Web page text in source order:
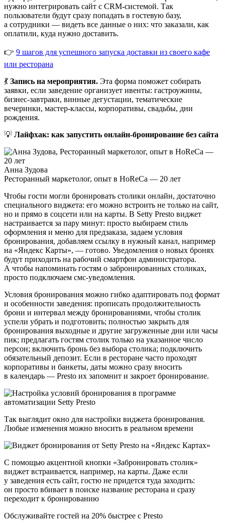
нужно интегрировать сайт с CRM‑системой. Так
пользователи будут сразу попадать в гостевую базу,
а сотрудники — видеть все данные о них: что заказали, как
оплатили, куда нужно доставить.
👉 9 шагов для успешного запуска доставки из своего кафе
или ресторана
💃 Запись на мероприятия. Эта форма поможет собирать
заявки, если заведение организует ивенты: гастроужины,
бизнес‑завтраки, винные дегустации, тематические
вечеринки, мастер‑классы, корпоративы, свадьбы, дни
рождения.
💡 Лайфхак: как запустить онлайн‑бронирование без сайта
Анна Зудова
Ресторанный маркетолог, опыт в HoReCa — 20 лет
Чтобы гости могли бронировать столики онлайн, достаточно
специального виджета: его можно встроить не только на сайт,
но и прямо в соцсети или на карты. В Setty Presto виджет
настраивается за пару минут: просто выбираем стиль
оформления и меню для предзаказа, задаем условия
бронирования, добавляем ссылку в нужный канал, например
на «Яндекс Карты», — готово. Уведомления о новых бронях
будут приходить на рабочий смартфон администратора.
А чтобы напоминать гостям о забронированных столиках,
просто подключаем смс‑уведомления.
Условия бронирования можно гибко адаптировать под формат
и особенности заведения: прописать продолжительность
брони и интервал между бронированиями, чтобы столик
успели убрать и подготовить; полностью закрыть для
бронирования выходные и другие загруженные дни или часы
пик; предлагать гостям столик только на указанное число
персон; включить бронь без выбора столика; подключить
обязательный депозит. Если в ресторане часто проходят
корпоративы и банкеты, даты можно сразу вносить
в календарь — Presto их запомнит и закроет бронирование.
Так выглядит окно для настройки виджета бронирования.
Любые изменения можно вносить в реальном времени
С помощью акцентной кнопки «Забронировать столик»
виджет встраивается, например, на карты. Даже если
у заведения есть сайт, гостю не придется туда заходить:
он просто вбивает в поиске название ресторана и сразу
переходит к бронированию
Обслуживайте гостей на 20% быстрее с Presto